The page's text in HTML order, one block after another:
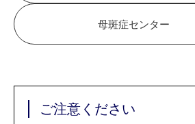
母斑症センター
ご注意ください